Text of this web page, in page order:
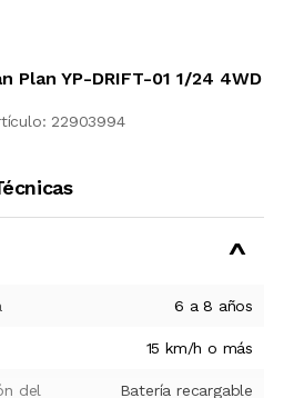
Plan YP-DRIFT-01 1/24 4WD
22903994
6 a 8 años
15 km/h o más
del
Batería recargable